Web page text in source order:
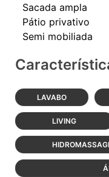
Sacada ampla
Pátio privativo
LAVABO
LIVING